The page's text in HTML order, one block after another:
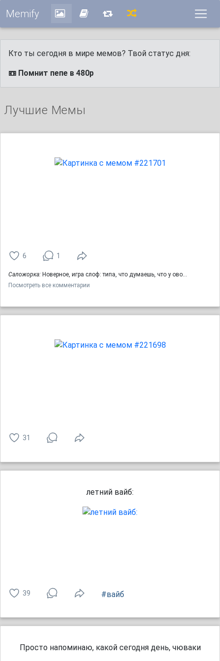
Memify
Кто ты сегодня в мире мемов? Твой статус дня:
📼 Помнит пепе в 480p
Лучшие Мемы
6 1
Саложорка: Новерное, игра слоф: типа, что думаешь, что у ово…
Посмотреть все комментарии
31
летний вайб:
39 #вайб
Просто напоминаю, какой сегодня день, чюваки